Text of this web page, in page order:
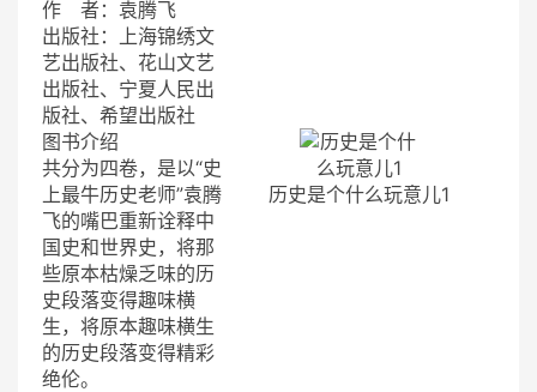
作 者：袁腾飞
出版社：上海锦绣文
艺出版社、花山文艺
出版社、宁夏人民出
版社、希望出版社
图书介绍
共分为四卷，是以“史
上最牛历史老师”袁腾
飞的嘴巴重新诠释中
国史和世界史，将那
些原本枯燥乏味的历
史段落变得趣味横
生，将原本趣味横生
的历史段落变得精彩
绝伦。
历史是个什么玩意儿1